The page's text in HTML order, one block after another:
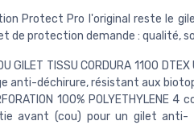
Protect Pro l'original reste le
de protection demande : qualité,
DU GILET TISSU CORDURA 1100
anti-déchirure, résistant aux
100% POLYETHYLENE
avant (cou) pour un gilet anti-